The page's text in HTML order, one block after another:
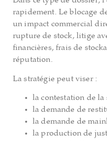
rapidement. Le blocage
un impact commercial
rupture de stock, litige
financières, frais de
réputation.
La stratégie peut viser :
la contestation de la
la demande de
la demande de
la production de